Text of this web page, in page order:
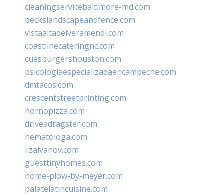
cleaningservicebaltimore-md.com
beckslandscapeandfence.com
vistaaltadelveramendi.com
coastlinecateringnc.com
cuesburgershouston.com
psicologiaespecializadaencampeche.com
dmtacos.com
crescentstreetprinting.com
hornopizza.com
driveadragster.com
hematologa.com
lizaivanov.com
guesttinyhomes.com
home-plow-by-meyer.com
palatelatincuisine.com